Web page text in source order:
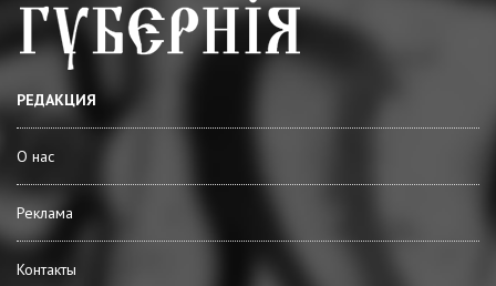
РЕДАКЦИЯ
О нас
Реклама
Контакты